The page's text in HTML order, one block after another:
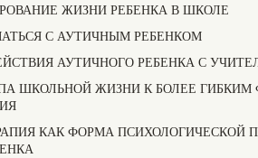
ЖИЗНИ РЕБЕНКА В ШКОЛЕ
С АУТИЧНЫМ РЕБЕНКОМ
АУТИЧНОГО РЕБЕНКА С
ШКОЛЬНОЙ ЖИЗНИ К БОЛЕЕ
КАК ФОРМА ПСИХОЛОГИЧЕСКОЙ